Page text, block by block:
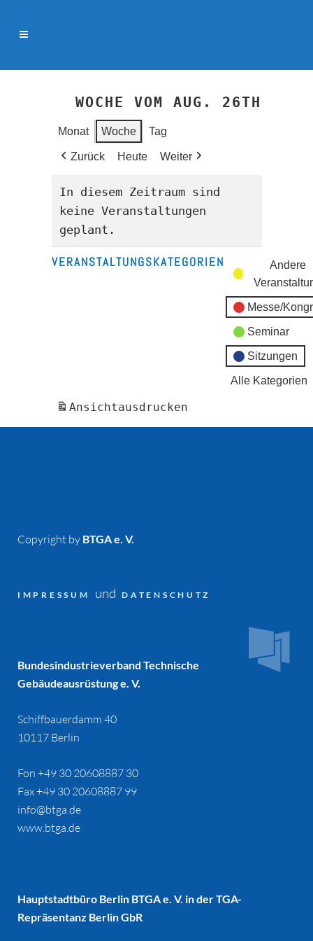
WOCHE VOM AUG. 26TH
Monat Woche Tag
Zurück Heute Weiter
In diesem Zeitraum sind
keine Veranstaltungen
geplant.
VERANSTALTUNGSKATEGORIEN
Andere
Messe/
Seminar
Sitzungen
Alle Kategorien
Ansichtausdrucken
Copyright by BTGA e. V.
IMPRESSUM undDATENSCHUTZ
Bundesindustrieverband Technische
Gebäudeausrüstung e. V.
Schiffbauerdamm 40
10117 Berlin
Fon +49 30 20608887 30
Fax +49 30 20608887 99
info@btga.de
www.btga.de
Hauptstadtbüro Berlin BTGA e. V. in der TGA-
Repräsentanz Berlin GbR